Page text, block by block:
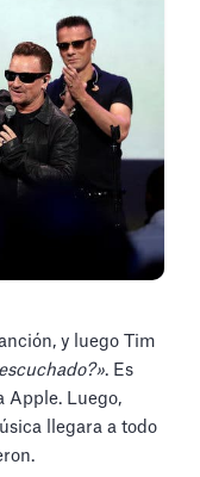
y luego Tim
. Es
Apple. Luego,
llegara a todo